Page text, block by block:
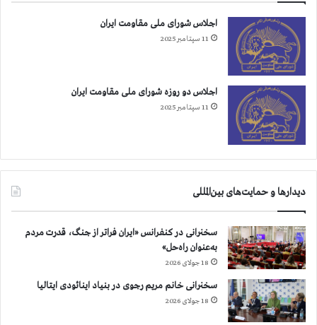
اجلاس شورای ملی مقاومت ایران
11 سپتامبر 2025
اجلاس دو روزه شورای ملی مقاومت ایران
11 سپتامبر 2025
دیدارها و حمایت‌های بین‌المللی
سخنرانی در کنفرانس «ایران فراتر از جنگ، قدرت مردم
به‌عنوان راه‌حل»
18 جولای 2026
سخنرانی خانم مریم رجوی در بنیاد اینائودی ایتالیا
18 جولای 2026